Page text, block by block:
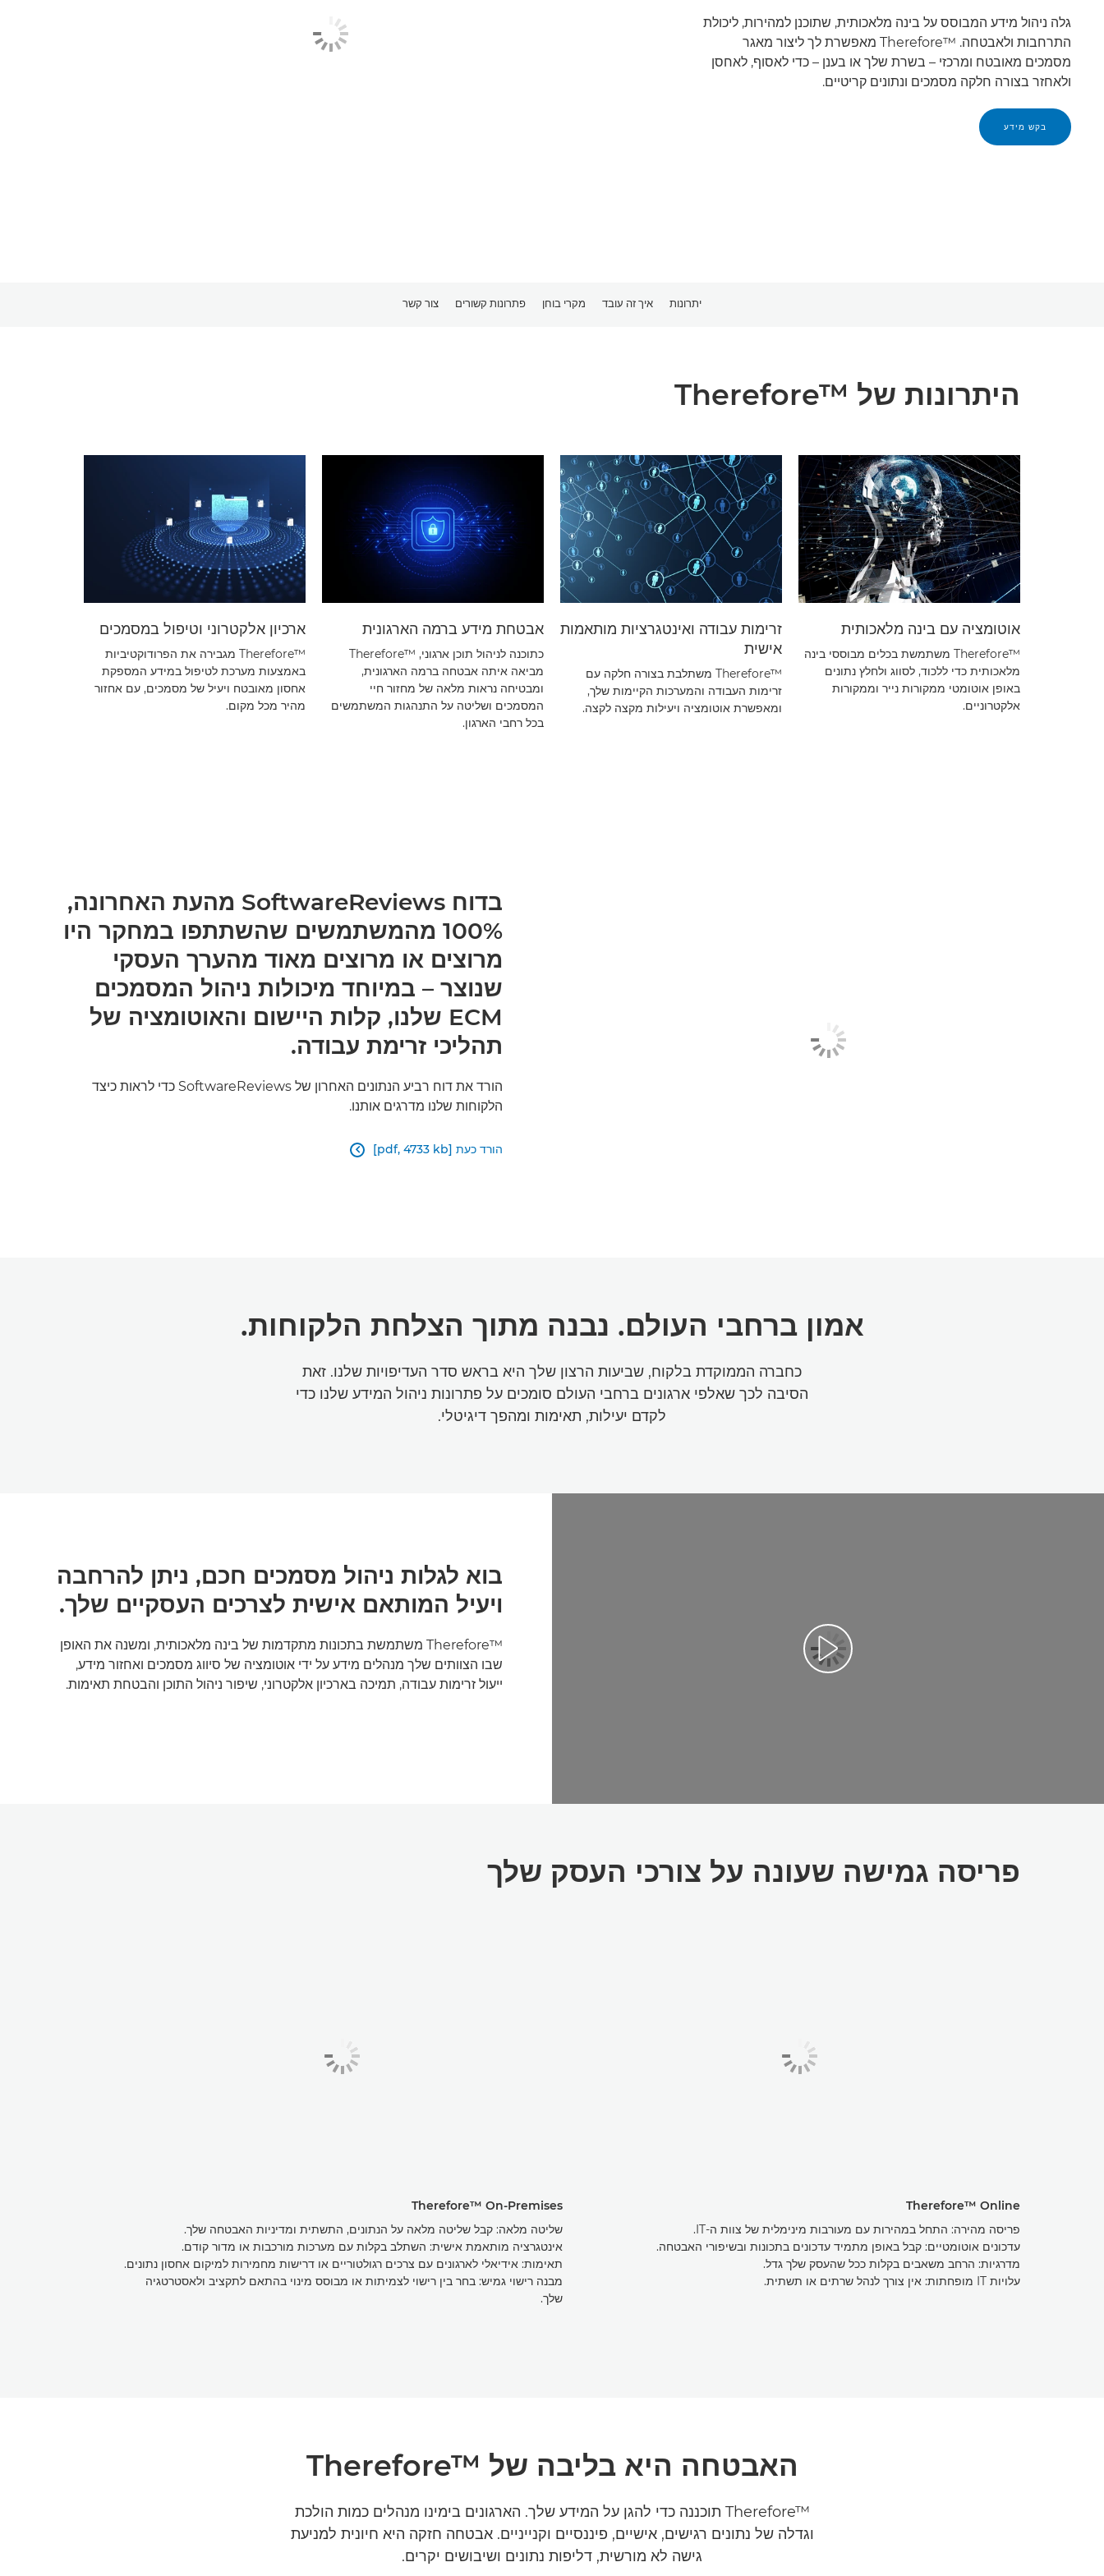
גלה ניהול מידע המבוסס על בינה מלאכותית, שתוכנן למהירות, ליכולת
התרחבות ולאבטחה. Therefore™‎ מאפשרת לך ליצור מאגר
מסמכים מאובטח ומרכזי – בשרת שלך או בענן – כדי לאסוף, לאחסן
ולאחזר בצורה חלקה מסמכים ונתונים קריטיים.
בקש מידע
יתרונות איך זה עובד מקרי בוחן פתרונות קשורים צור קשר
היתרונות של Therefore™‎
אוטומציה עם בינה מלאכותית
Therefore™‎ משתמשת בכלים מבוססי בינה
מלאכותית כדי ללכוד, לסווג ולחלץ נתונים
באופן אוטומטי ממקורות נייר וממקורות
אלקטרוניים.
זרימות עבודה ואינטגרציות מותאמות
אישית
Therefore™‎ משתלבת בצורה חלקה עם
זרימות העבודה והמערכות הקיימות שלך,
ומאפשרת אוטומציה ויעילות מקצה לקצה.
אבטחת מידע ברמה הארגונית
כתוכנה לניהול תוכן ארגוני, Therefore™‎
מביאה איתה אבטחה ברמה הארגונית,
ומבטיחה נראות מלאה של מחזור חיי
המסמכים ושליטה על התנהגות המשתמשים
בכל רחבי הארגון.
ארכיון אלקטרוני וטיפול במסמכים
Therefore™‎ מגבירה את הפרודוקטיביות
באמצעות מערכת לטיפול במידע המספקת
אחסון מאובטח ויעיל של מסמכים, עם אחזור
מהיר מכל מקום.
בדוח SoftwareReviews מהעת האחרונה,
100% מהמשתמשים שהשתתפו במחקר היו
מרוצים או מרוצים מאוד מהערך העסקי
שנוצר – במיוחד מיכולות ניהול המסמכים
ECM שלנו, קלות היישום והאוטומציה של
תהליכי זרימת עבודה.
הורד את דוח רביע הנתונים האחרון של SoftwareReviews כדי לראות כיצד
הלקוחות שלנו מדרגים אותנו.
הורד כעת [pdf, 4733 kb] 
אמון ברחבי העולם. נבנה מתוך הצלחת הלקוחות.
כחברה הממוקדת בלקוח, שביעות הרצון שלך היא בראש סדר העדיפויות שלנו. זאת
הסיבה לכך שאלפי ארגונים ברחבי העולם סומכים על פתרונות ניהול המידע שלנו כדי
לקדם יעילות, תאימות ומהפך דיגיטלי.
בוא לגלות ניהול מסמכים חכם, ניתן להרחבה
ויעיל המותאם אישית לצרכים העסקיים שלך.
Therefore™‎ משתמשת בתכונות מתקדמות של בינה מלאכותית, ומשנה את האופן
שבו הצוותים שלך מנהלים מידע על ידי אוטומציה של סיווג מסמכים ואחזור מידע,
ייעול זרימות עבודה, תמיכה בארכיון אלקטרוני, שיפור ניהול התוכן והבטחת תאימות.
פריסה גמישה שעונה על צורכי העסק שלך
Therefore™ Online
פריסה מהירה: התחל במהירות עם מעורבות מינימלית של צוות ה-IT.
עדכונים אוטומטיים: קבל באופן מתמיד עדכונים בתכונות ובשיפורי האבטחה.
מדרגיות: הרחב משאבים בקלות ככל שהעסק שלך גדל.
עלויות IT מופחתות: אין צורך לנהל שרתים או תשתית.
Therefore™‎ On-Premises
שליטה מלאה: קבל שליטה מלאה על הנתונים, התשתית ומדיניות האבטחה שלך.
אינטגרציה מותאמת אישית: השתלב בקלות עם מערכות מורכבות או מדור קודם.
תאימות: אידיאלי לארגונים עם צרכים רגולטוריים או דרישות מחמירות למיקום אחסון נתונים.
מבנה רישוי גמיש: בחר בין רישוי לצמיתות או מבוסס מינוי בהתאם לתקציב ולאסטרטגיה
שלך.
האבטחה היא בליבה של Therefore™‎
Therefore™‎ תוכננה כדי להגן על המידע שלך. הארגונים בימינו מנהלים כמות הולכת
וגדלה של נתונים רגישים, אישיים, פיננסיים וקנייניים. אבטחה חזקה היא חיונית למניעת
גישה לא מורשית, דליפות נתונים ושיבושים יקרים.